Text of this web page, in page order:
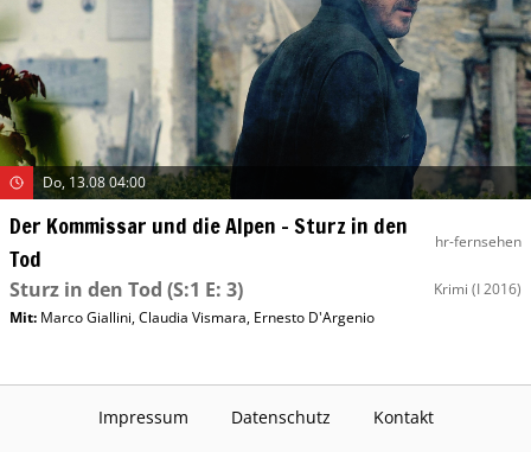
Do, 13.08 04:00
Der Kommissar und die Alpen – Sturz in den
Tod
hr-fernsehen
Sturz in den Tod (S:1 E: 3) Krimi (I 2016)
Mit: Marco Giallini,Claudia Vismara, Ernesto D'Argenio
Impressum Datenschutz Kontakt